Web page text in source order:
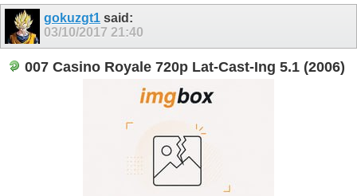
gokuzgt1 said:
03/10/2017 21:40
007 Casino Royale 720p Lat-Cast-Ing 5.1 (2006)